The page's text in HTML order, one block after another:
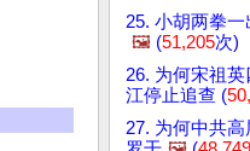
25. 小胡两拳
🖼️ (51,205次)
26. 为何宋祖
江停止追查 (
27. 为何中共